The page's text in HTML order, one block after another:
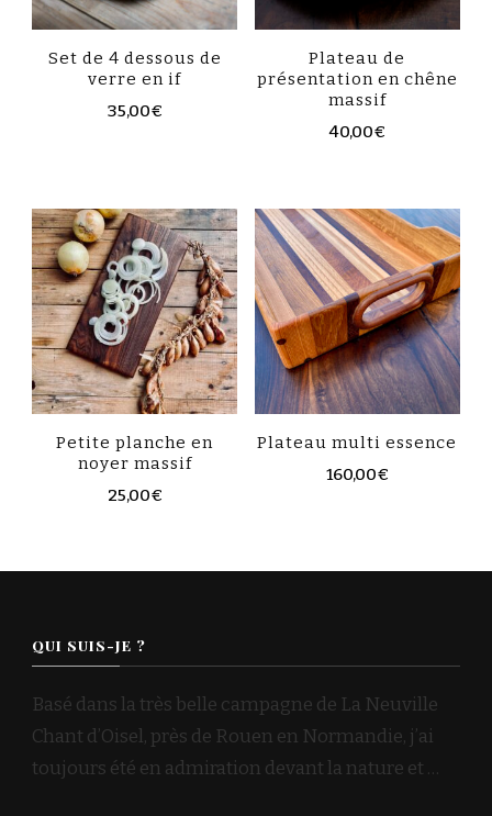
Set de 4 dessous de
verre en if
35,00€
Plateau de
présentation en chêne
massif
40,00€
Petite planche en
noyer massif
25,00€
Plateau multi essence
160,00€
QUI SUIS-JE ?
Basé dans la très belle campagne de La Neuville
Chant d’Oisel, près de Rouen en Normandie, j’ai
toujours été en admiration devant la nature et …